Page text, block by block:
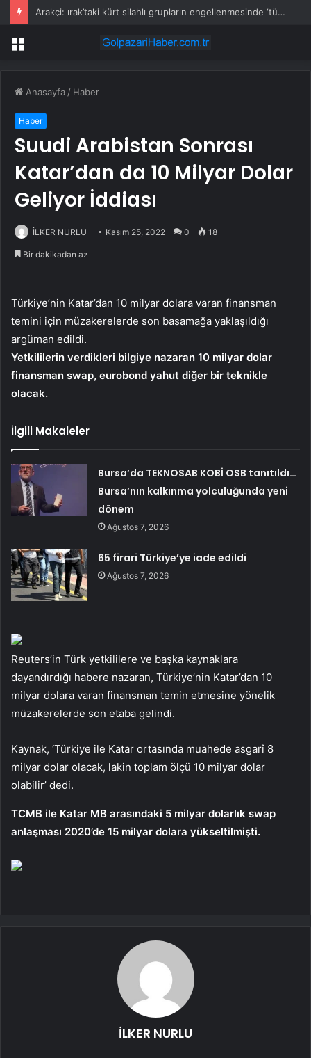
Arakçi: ırak’taki kürt silahlı grupların engellenmesinde ‘türkiye etkili bir rol oynadı’
Menü
Anasayfa / Haber
Haber
Suudi Arabistan Sonrası
Katar’dan da 10 Milyar Dolar
Geliyor İddiası
İLKER NURLU Kasım 25, 2022 0 18
Bir dakikadan az
Türkiye’nin Katar’dan 10 milyar dolara varan finansman
temini için müzakerelerde son basamağa yaklaşıldığı
argüman edildi.
Yetkililerin verdikleri bilgiye nazaran 10 milyar dolar
finansman swap, eurobond yahut diğer bir teknikle
olacak.
İlgili Makaleler
Bursa’da TEKNOSAB KOBİ OSB tanıtıldı…
Bursa’nın kalkınma yolculuğunda yeni
dönem
Ağustos 7, 2026
65 firari Türkiye’ye iade edildi
Ağustos 7, 2026
Reuters’in Türk yetkililere ve başka kaynaklara
dayandırdığı habere nazaran, Türkiye’nin Katar’dan 10
milyar dolara varan finansman temin etmesine yönelik
müzakerelerde son etaba gelindi.
Kaynak, ‘Türkiye ile Katar ortasında muahede asgarî 8
milyar dolar olacak, lakin toplam ölçü 10 milyar dolar
olabilir’ dedi.
TCMB ile Katar MB arasındaki 5 milyar dolarlık swap
anlaşması 2020’de 15 milyar dolara yükseltilmişti.
İLKER NURLU